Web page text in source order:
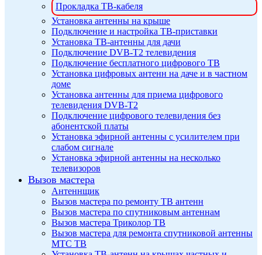
Прокладка ТВ-кабеля
Установка антенны на крыше
Подключение и настройка ТВ-приставки
Установка ТВ-антенны для дачи
Подключение DVB-T2 телевидения
Подключение бесплатного цифрового ТВ
Установка цифровых антенн на даче и в частном
доме
Установка антенны для приема цифрового
телевидения DVB-T2
Подключение цифрового телевидения без
абонентской платы
Установка эфирной антенны с усилителем при
слабом сигнале
Установка эфирной антенны на несколько
телевизоров
Вызов мастера
Антеннщик
Вызов мастера по ремонту ТВ антенн
Вызов мастера по спутниковым антеннам
Вызов мастера Триколор ТВ
Вызов мастера для ремонта спутниковой антенны
МТС ТВ